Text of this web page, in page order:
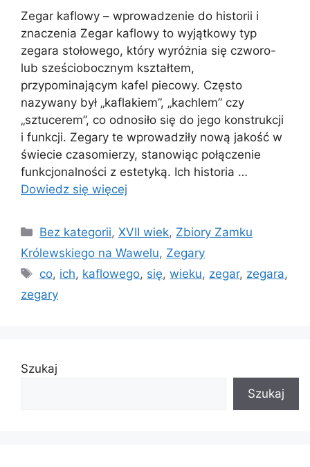
Zegar kaflowy – wprowadzenie do historii i
znaczenia Zegar kaflowy to wyjątkowy typ
zegara stołowego, który wyróżnia się czworo-
lub sześciobocznym kształtem,
przypominającym kafel piecowy. Często
nazywany był „kaflakiem”, „kachlem” czy
„sztucerem”, co odnosiło się do jego konstrukcji
i funkcji. Zegary te wprowadziły nową jakość w
świecie czasomierzy, stanowiąc połączenie
funkcjonalności z estetyką. Ich historia …
Dowiedz się więcej
Kategorie
Bez kategorii,XVII wiek, Zbiory Zamku
Królewskiego na Wawelu, Zegary
Tagi
co, ich, kaflowego, się,wieku, zegar, zegara,
zegary
Szukaj
Szukaj